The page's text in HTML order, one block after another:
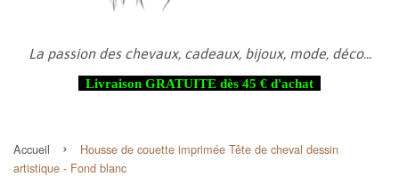
La passion des chevaux, cadeaux, bijoux, mode, déco...
Livraison GRATUITE dès 45 € d'achat
Accueil ›
Housse de couette imprimée Tête de cheval dessin
artistique - Fond blanc